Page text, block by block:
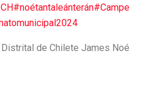
#noétantaleánterán#Campe
de Chilete James Noé